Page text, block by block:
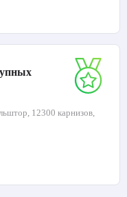
12300 карнизов,